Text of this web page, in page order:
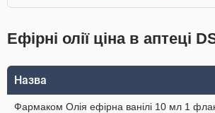
Ефірні олії ціна в аптеці
Назва
Фармаком Олія ефірна ванілі 10 мл 1